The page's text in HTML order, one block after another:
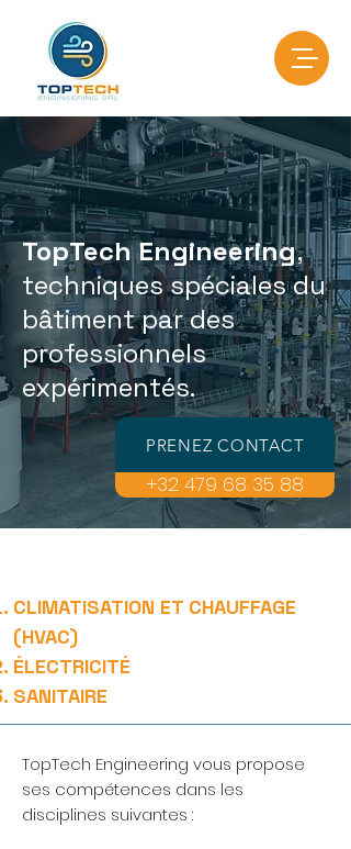
TopTech Engineering,
techniques spéciales du
bâtiment par des
professionnels
expérimentés.
PRENEZ CONTACT
+32 479 68 35 88
CLIMATISATION ET CHAUFFAGE
(HVAC)
ÉLECTRICITÉ
SANITAIRE
TopTech Engineering vous propose
ses compétences dans les
disciplines suivantes :